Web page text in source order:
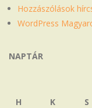
Hozzászólások
WordPress
NAPTÁR
H
K S